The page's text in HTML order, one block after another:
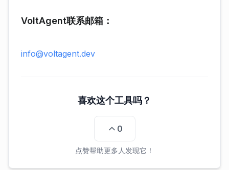
VoltAgent联系邮箱：
info@voltagent.dev
喜欢这个工具吗？
0
点赞帮助更多人发现它！